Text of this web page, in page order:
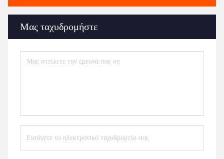
Μας ταχυδρομήστε